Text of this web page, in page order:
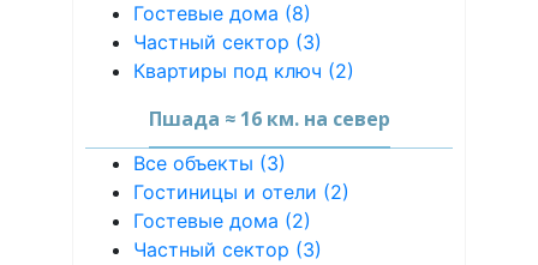
Гостевые дома (8)
Частный сектор (3)
Квартиры под ключ (2)
Пшада ≈ 16 км. на север
Все объекты (3)
Гостиницы и отели (2)
Гостевые дома (2)
Частный сектор (3)